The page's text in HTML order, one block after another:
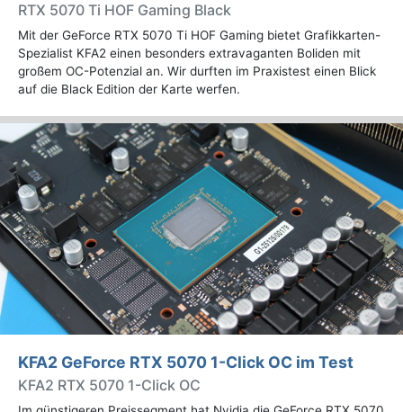
RTX 5070 Ti HOF Gaming Black
Mit der GeForce RTX 5070 Ti HOF Gaming bietet Grafikkarten-
Spezialist KFA2 einen besonders extravaganten Boliden mit
großem OC-Potenzial an. Wir durften im Praxistest einen Blick
auf die Black Edition der Karte werfen.
KFA2 GeForce RTX 5070 1-Click OC im Test
KFA2 RTX 5070 1-Click OC